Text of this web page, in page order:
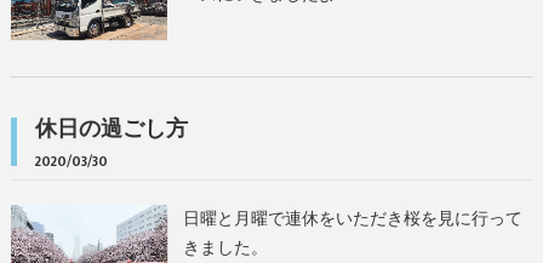
休日の過ごし方
2020/03/30
日曜と月曜で連休をいただき桜を見に行って
きました。